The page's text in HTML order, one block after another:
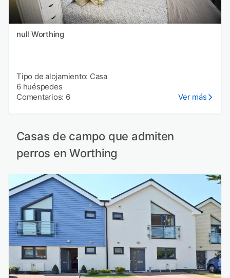
null Worthing
Tipo de alojamiento: Casa
6 huéspedes
Comentarios: 6
Ver más
Casas de campo que admiten
perros en Worthing